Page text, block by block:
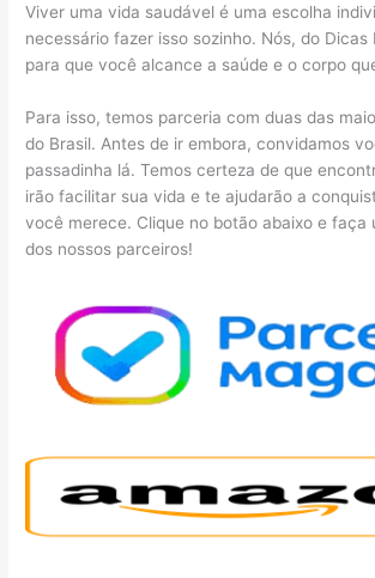
Viver uma vida saudável é uma escolha
necessário fazer isso sozinho. Nós, do Dicas
para que você alcance a saúde e o corpo
Para isso, temos parceria com duas das
do Brasil. Antes de ir embora, convidamos
passadinha lá. Temos certeza de que
irão facilitar sua vida e te ajudarão a
você merece. Clique no botão abaixo e faça
dos nossos parceiros!